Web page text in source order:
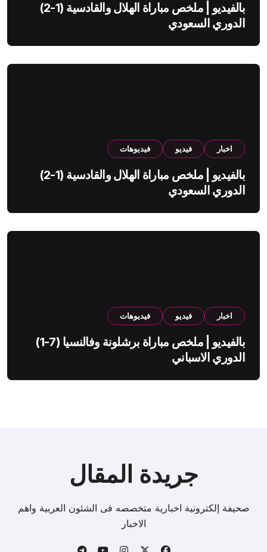
بالفيديو | ملخص مباراة الهلال والقادسية (1-2)
الدوري السعودي
اخبار فيديو فيديوهات
بالفيديو | ملخص مباراة الهلال والقادسية (1-2)
الدوري السعودي
اخبار فيديو فيديوهات
بالفيديو | ملخص مباراة برشلونة وفالنسيا (7-1)
الدوري الاسباني
جريدة المقال
صحيفة إلكترونية اخبارية متخصصه فى الشئون العربية واهم
الاخبار